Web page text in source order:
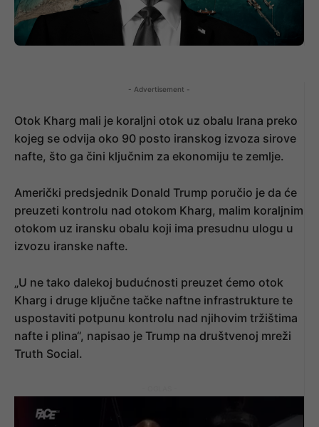
- Advertisement -
Otok Kharg mali je koraljni otok uz obalu Irana preko
kojeg se odvija oko 90 posto iranskog izvoza sirove
nafte, što ga čini ključnim za ekonomiju te zemlje.
Američki predsjednik Donald Trump poručio je da će
preuzeti kontrolu nad otokom Kharg, malim koraljnim
otokom uz iransku obalu koji ima presudnu ulogu u
izvozu iranske nafte.
„U ne tako dalekoj budućnosti preuzet ćemo otok
Kharg i druge ključne tačke naftne infrastrukture te
uspostaviti potpunu kontrolu nad njihovim tržištima
nafte i plina“, napisao je Trump na društvenoj mreži
Truth Social.